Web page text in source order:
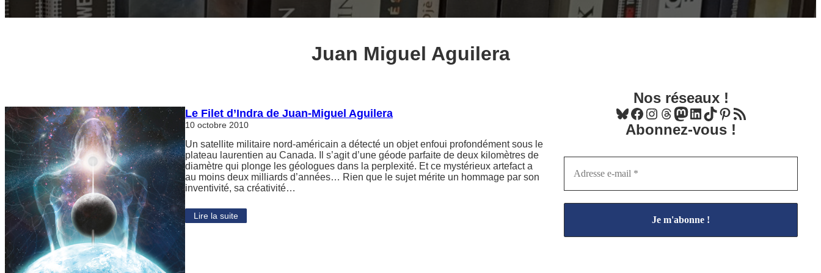
Juan Miguel Aguilera
Le Filet d’Indra de Juan-Miguel Aguilera
10 octobre 2010
Un satellite militaire nord-américain a détecté un objet enfoui profondément sous le
plateau laurentien au Canada. Il s’agit d’une géode parfaite de deux kilomètres de
diamètre qui plonge les géologues dans la perplexité. Et ce mystérieux artefact a
au moins deux milliards d’années… Rien que le sujet mérite un hommage par son
inventivité, sa créativité…
Lire la suite
Nos réseaux !
Bluesky Facebook Instagram Threads Mastodon LinkedIn TikTok Pinterest
Flux RSS
Abonnez-vous !